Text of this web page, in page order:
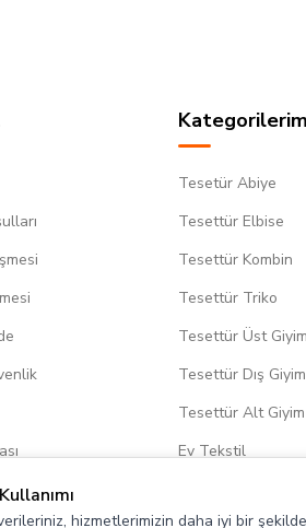
Tesetür Abiye
Tesettür Elbise
Tesettür Kombin
Tesettür Triko
Tesettür Üst Giyim
Tesettür Dış Giyim
Tesettür Alt Giyim
Ev Tekstil
verileriniz, hizmetlerimizin daha iyi bir